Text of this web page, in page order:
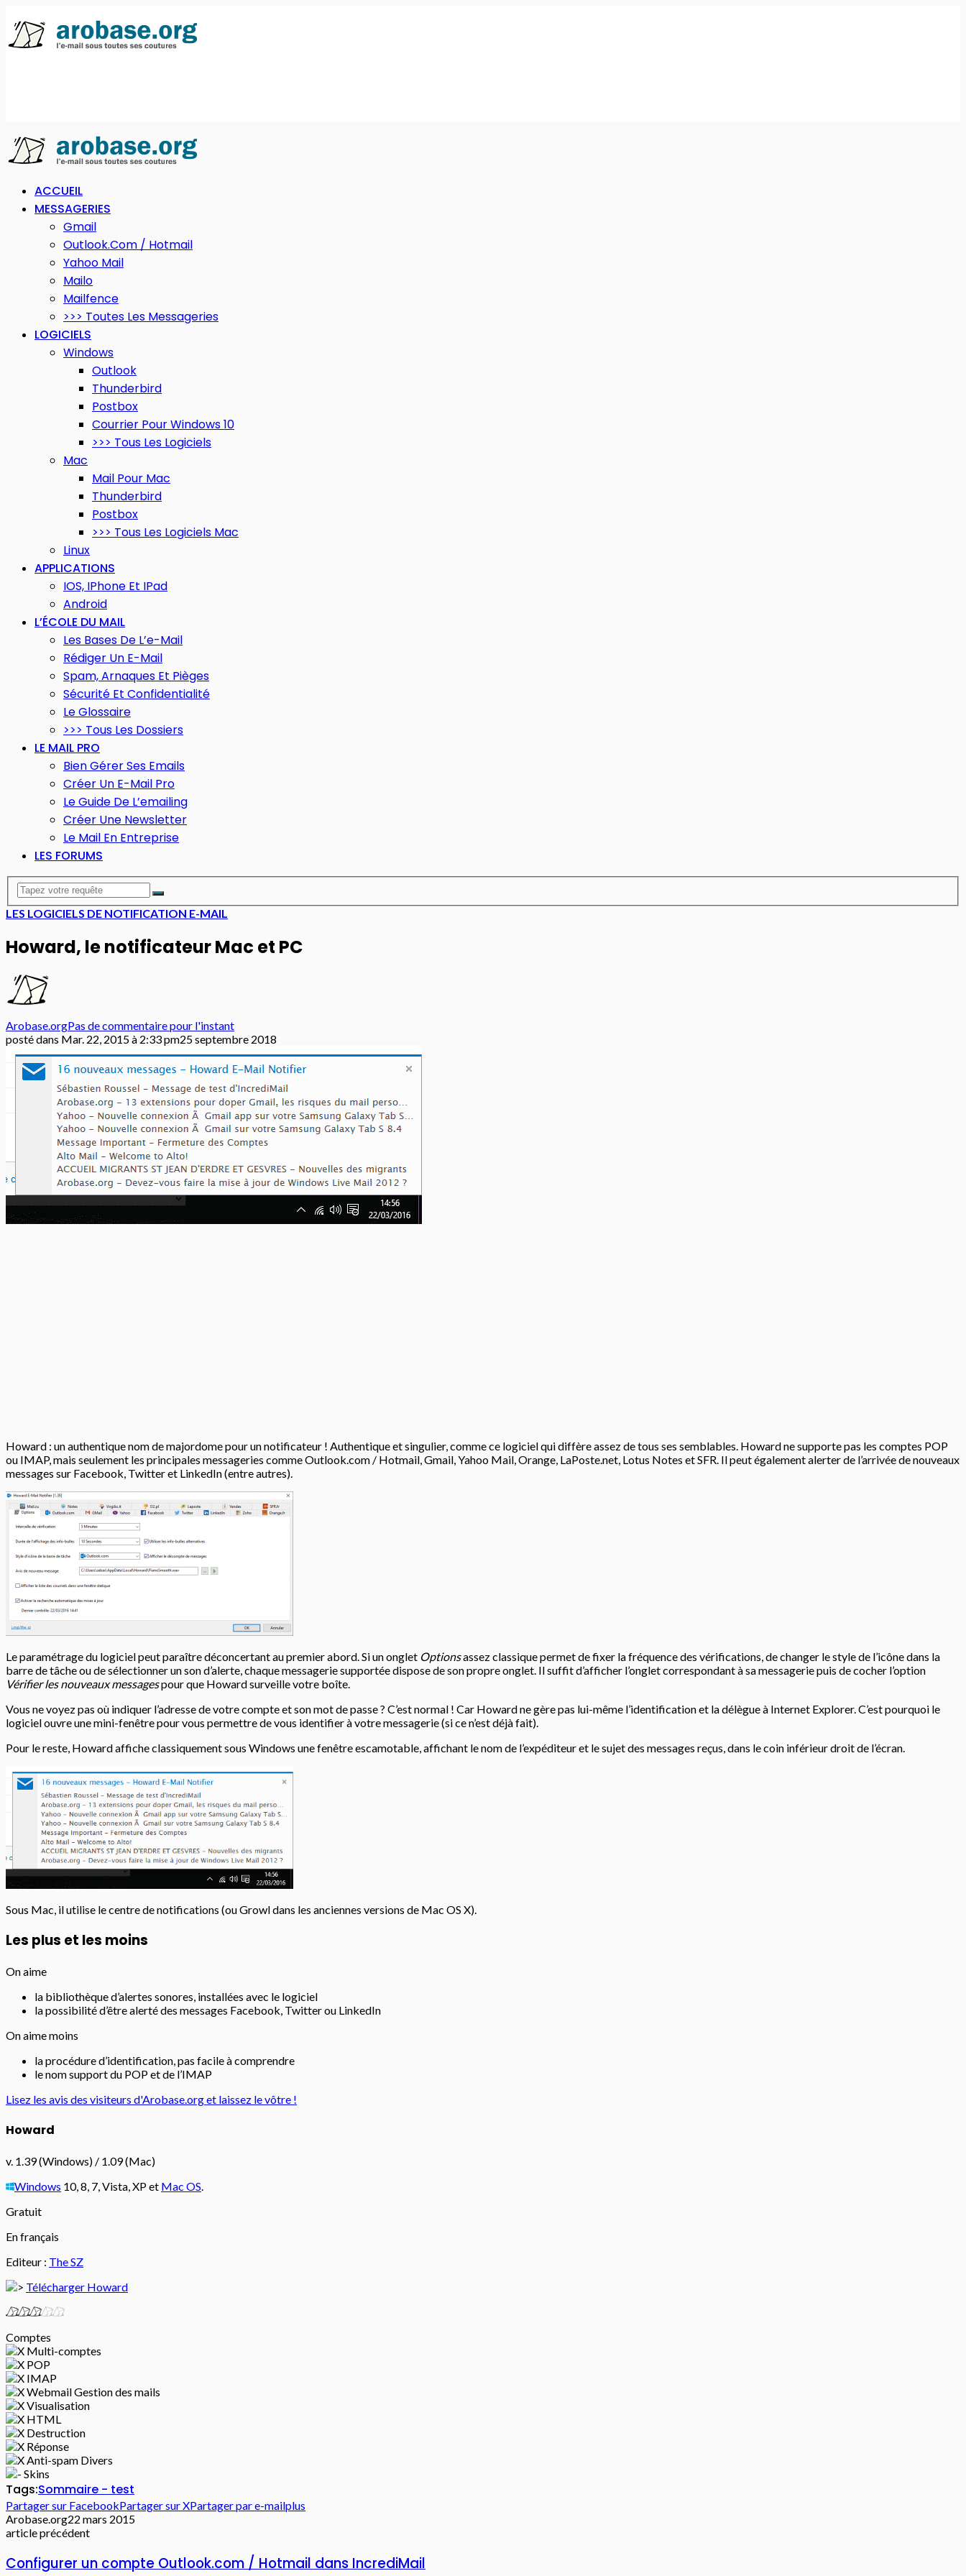
ACCUEIL
MESSAGERIES
Gmail
Outlook.com / Hotmail
Yahoo Mail
Mailo
Mailfence
>>> Toutes Les Messageries
LOGICIELS
Windows
Outlook
Thunderbird
Postbox
Courrier Pour Windows 10
>>> Tous Les Logiciels
Mac
Mail Pour Mac
Thunderbird
Postbox
>>> Tous Les Logiciels Mac
Linux
APPLICATIONS
IOS, IPhone Et IPad
Android
L’ÉCOLE DU MAIL
Les Bases De L’e-Mail
Rédiger Un E-Mail
Spam, Arnaques Et Pièges
Sécurité Et Confidentialité
Le Glossaire
>>> Tous Les Dossiers
LE MAIL PRO
Bien Gérer Ses Emails
Créer Un E-Mail Pro
Le Guide De L’emailing
Créer Une Newsletter
Le Mail En Entreprise
LES FORUMS
LES LOGICIELS DE NOTIFICATION E-MAIL
Howard, le notificateur Mac et PC
Arobase.orgPas de commentaire pour l'instant
posté dans Mar. 22, 2015 à 2:33 pm25 septembre 2018
Howard : un authentique nom de majordome pour un notificateur ! Authentique et singulier, comme ce logiciel qui diffère assez de tous ses semblables. Howard ne supporte pas les comptes POP
ou IMAP, mais seulement les principales messageries comme Outlook.com / Hotmail, Gmail, Yahoo Mail, Orange, LaPoste.net, Lotus Notes et SFR. Il peut également alerter de l’arrivée de nouveaux
messages sur Facebook, Twitter et LinkedIn (entre autres).
Le paramétrage du logiciel peut paraître déconcertant au premier abord. Si un onglet Optionsassez classique permet de fixer la fréquence des vérifications, de changer le style de l’icône dans la
barre de tâche ou de sélectionner un son d’alerte, chaque messagerie supportée dispose de son propre onglet. Il suffit d’afficher l’onglet correspondant à sa messagerie puis de cocher l’option
Vérifier les nouveaux messagespour que Howard surveille votre boîte.
Vous ne voyez pas où indiquer l’adresse de votre compte et son mot de passe ? C’est normal ! Car Howard ne gère pas lui-même l’identification et la délègue à Internet Explorer. C’est pourquoi le
logiciel ouvre une mini-fenêtre pour vous permettre de vous identifier à votre messagerie (si ce n’est déjà fait).
Pour le reste, Howard affiche classiquement sous Windows une fenêtre escamotable, affichant le nom de l’expéditeur et le sujet des messages reçus, dans le coin inférieur droit de l’écran.
Sous Mac, il utilise le centre de notifications (ou Growl dans les anciennes versions de Mac OS X).
Les plus et les moins
On aime
la bibliothèque d’alertes sonores, installées avec le logiciel
la possibilité d’être alerté des messages Facebook, Twitter ou LinkedIn
On aime moins
la procédure d’identification, pas facile à comprendre
le nom support du POP et de l’IMAP
Lisez les avis des visiteurs d'Arobase.org et laissez le vôtre !
Howard
v. 1.39 (Windows) / 1.09 (Mac)
Windows 10, 8, 7, Vista, XP et Mac OS.
Gratuit
En français
Editeur : The SZ
Télécharger Howard
Comptes
Multi-comptes
POP
IMAP
Webmail Gestion des mails
Visualisation
HTML
Destruction
Réponse
Anti-spam Divers
Skins
Tags:Sommaire - test
Partager sur FacebookPartager sur XPartager par e-mailplus
Arobase.org22 mars 2015
article précédent
Configurer un compte Outlook.com / Hotmail dans IncrediMail